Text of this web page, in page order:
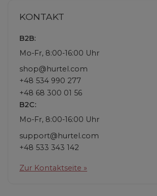
KONTAKT
B2B:
Mo-Fr, 8:00-16:00 Uhr
shop@hurtel.com
+48 534 990 277
+48 68 300 01 56
B2C:
Mo-Fr, 8:00-16:00 Uhr
support@hurtel.com
+48 533 343 142
Zur Kontaktseite »